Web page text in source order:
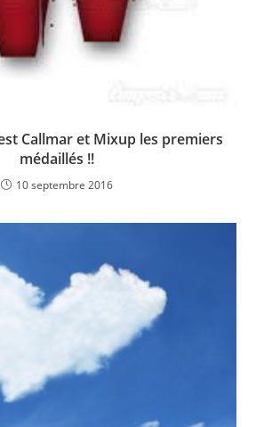
Callmar et Mixup les premiers
médaillés !!
10 septembre 2016